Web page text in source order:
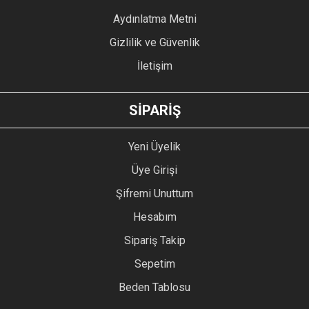
GÖNDER
Aydınlatma Metni
Gizlilik ve Güvenlik
İletişim
SİPARİŞ
Yeni Üyelik
Üye Girişi
Şifremi Unuttum
Hesabım
Sipariş Takip
Sepetim
Beden Tablosu